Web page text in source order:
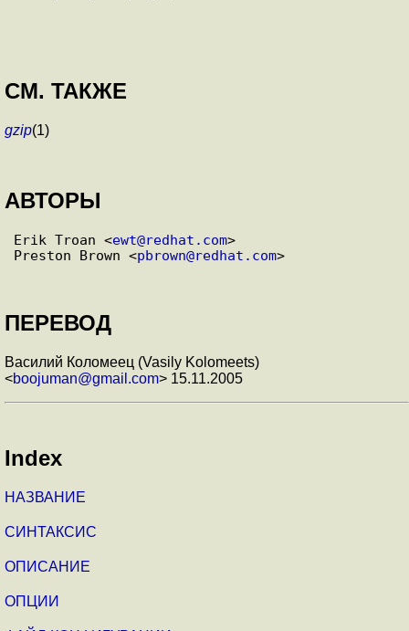
СМ. ТАКЖЕ
gzip(1)
АВТОРЫ
Erik Troan <ewt@redhat.com>
Preston Brown <pbrown@redhat.com
ПЕРЕВОД
Василий Коломеец (Vasily Kolomeets)
<boojuman@gmail.com> 15.11.2005
Index
НАЗВАНИЕ
СИНТАКСИС
ОПИСАНИЕ
ОПЦИИ